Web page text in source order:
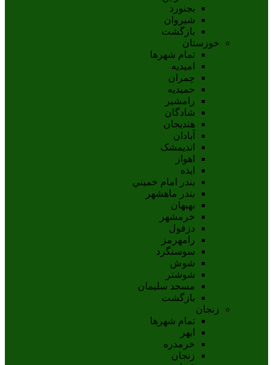
بجنورد
شيروان
بازگشت
خوزستان
تمام شهر‌ها
امیدیه
چمران
حمیدیه
رامشیر
شادگان
هندیجان
آبادان
انديمشک
اهواز
ايذه
بندر امام خميني
بندر ماهشهر
بهبهان
خرمشهر
دزفول
رامهرمز
سوسنگرد
شوش
شوشتر
مسجد سليمان
بازگشت
زنجان
تمام شهر‌ها
ابهر
خرمدره
زنجان